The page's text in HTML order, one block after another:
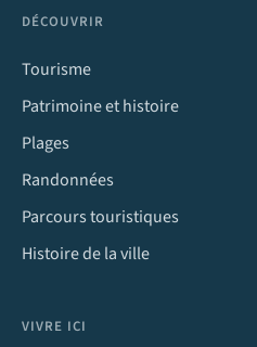
DÉCOUVRIR
Tourisme
Patrimoine et histoire
Plages
Randonnées
Parcours touristiques
Histoire de la ville
VIVRE ICI